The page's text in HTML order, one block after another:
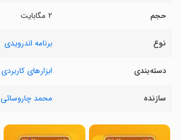
حجم ۲ مگابایت
نوع برنامه اندرویدی
دسته‌بندی ابزارهای کاربردی
سازنده محمد چاروسائی